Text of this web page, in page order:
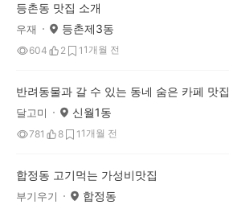
등촌동 맛집 소개
우재 등촌제3동
604 2 1 1개월 전
반려동물과 갈 수 있는 동네 숨은 카페 맛집
달고미 신월1동
781 8 1 1개월 전
합정동 고기먹는 가성비맛집
부기우기 합정동